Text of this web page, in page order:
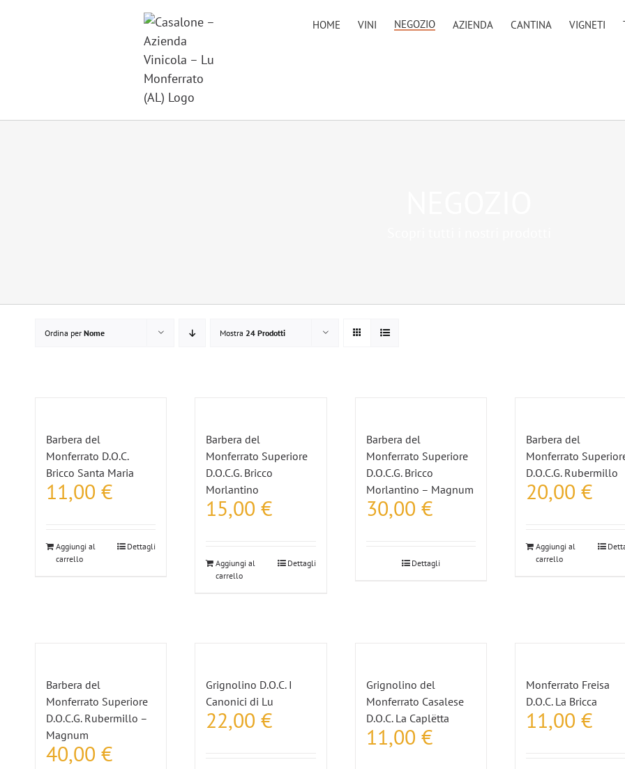
HOME VINI NEGOZIO AZIENDA CANTINA VIGNETI
Ordina per Nome Mostra 24 Prodotti
Barbera del
Monferrato D.O.C.
Bricco Santa Maria
11,00 €
Aggiungi al
carrello
Dettagli
Barbera del
Monferrato Superiore
D.O.C.G. Bricco
Morlantino
15,00€
Aggiungi al
carrello
Dettagli
Barbera del
Monferrato Superiore
D.O.C.G. Bricco
Morlantino – Magnum
30,00 €
Dettagli
Barbera del
Monferrato
D.O.C.G. Rubermillo
20,00€
Aggiungi al
carrello
Barbera del
Monferrato Superiore
D.O.C.G. Rubermillo –
Magnum
40,00 €
Grignolino D.O.C. I
Canonici di Lu
22,00€
Grignolino del
Monferrato Casalese
D.O.C. La Caplëtta
11,00 €
Monferrato Freisa
D.O.C. La Bricca
11,00€